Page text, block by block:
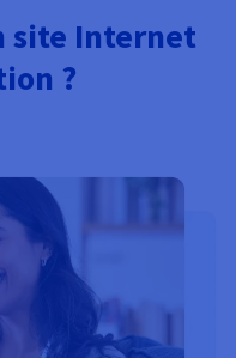
site Internet
?